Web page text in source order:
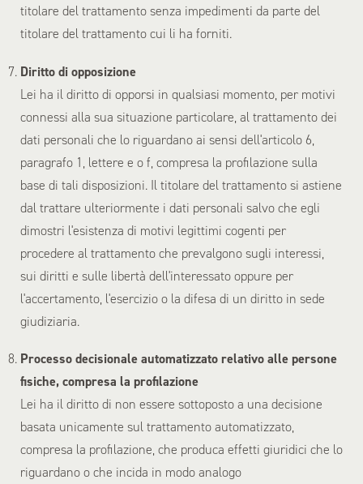
titolare del trattamento senza impedimenti da parte del
titolare del trattamento cui li ha forniti.
Diritto di opposizione
Lei ha il diritto di opporsi in qualsiasi momento, per motivi
connessi alla sua situazione particolare, al trattamento dei
dati personali che lo riguardano ai sensi dell'articolo 6,
paragrafo 1, lettere e o f, compresa la profilazione sulla
base di tali disposizioni. Il titolare del trattamento si astiene
dal trattare ulteriormente i dati personali salvo che egli
dimostri l'esistenza di motivi legittimi cogenti per
procedere al trattamento che prevalgono sugli interessi,
sui diritti e sulle libertà dell'interessato oppure per
l'accertamento, l'esercizio o la difesa di un diritto in sede
giudiziaria.
Processo decisionale automatizzato relativo alle persone
fisiche, compresa la profilazione
Lei ha il diritto di non essere sottoposto a una decisione
basata unicamente sul trattamento automatizzato,
compresa la profilazione, che produca effetti giuridici che lo
riguardano o che incida in modo analogo